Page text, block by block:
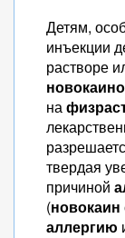
Детям,
инъекции
растворе
на
твердая
причиной
(новокаин
аллергию